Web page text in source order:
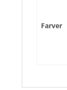
Farver